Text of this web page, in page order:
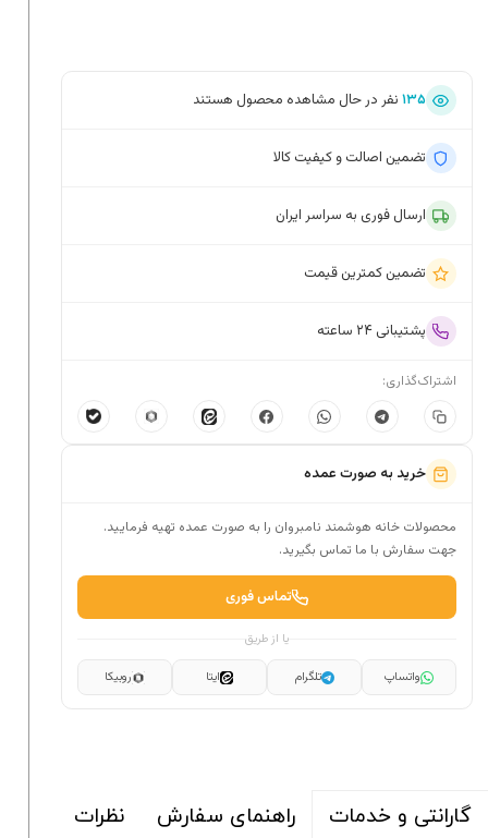
۱۳۵ نفر در حال مشاهده محصول هستند
تضمین اصالت و کیفیت کالا
ارسال فوری به سراسر ایران
تضمین کمترین قیمت
پشتیبانی ۲۴ ساعته
اشتراک‌گذاری:
خرید به صورت عمده
محصولات خانه هوشمند نامبروان را به صورت عمده تهیه فرمایید.
جهت سفارش با ما تماس بگیرید.
تماس فوری
یا از طریق
واتساپ تلگرام ایتا روبیکا
گارانتی و خدمات راهنمای سفارش نظرات